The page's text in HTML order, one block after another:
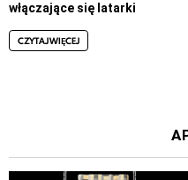
włączające się latarki
CZYTAJ WIĘCEJ